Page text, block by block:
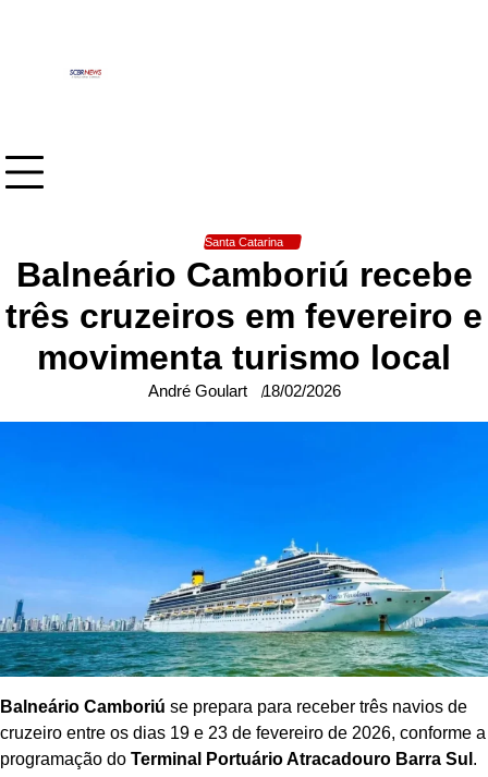
Santa Catarina
Balneário Camboriú recebe
três cruzeiros em fevereiro e
movimenta turismo local
André Goulart 18/02/2026
Balneário Camboriú se prepara para receber três navios de
cruzeiro entre os dias 19 e 23 de fevereiro de 2026, conforme a
programação do Terminal Portuário Atracadouro Barra Sul .